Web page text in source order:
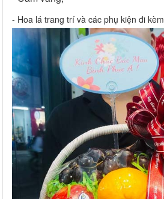
- Hoa lá trang trí và các phụ kiện đi kèm